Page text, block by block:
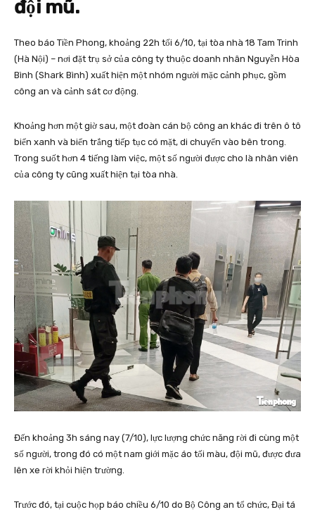
đội mũ.
Theo báo Tiền Phong, khoảng 22h tối 6/10, tại tòa nhà 18 Tam Trinh
(Hà Nội) – nơi đặt trụ sở của công ty thuộc doanh nhân Nguyễn Hòa
Bình (Shark Bình) xuất hiện một nhóm người mặc cảnh phục, gồm
công an và cảnh sát cơ động.
Khoảng hơn một giờ sau, một đoàn cán bộ công an khác đi trên ô tô
biển xanh và biển trắng tiếp tục có mặt, di chuyển vào bên trong.
Trong suốt hơn 4 tiếng làm việc, một số người được cho là nhân viên
của công ty cũng xuất hiện tại tòa nhà.
Đến khoảng 3h sáng nay (7/10), lực lượng chức năng rời đi cùng một
số người, trong đó có một nam giới mặc áo tối màu, đội mũ, được đưa
lên xe rời khỏi hiện trường.
Trước đó, tại cuộc họp báo chiều 6/10 do Bộ Công an tổ chức, Đại tá